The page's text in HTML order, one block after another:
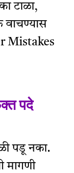
टाळा,
वाचण्यास
Mistakes
पदे
पडू नका.
मागणी